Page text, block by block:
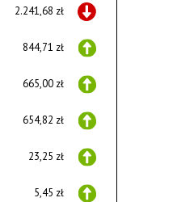
2.241,68 zł
844,71 zł
665,00 zł
654,82 zł
23,25 zł
5,45 zł